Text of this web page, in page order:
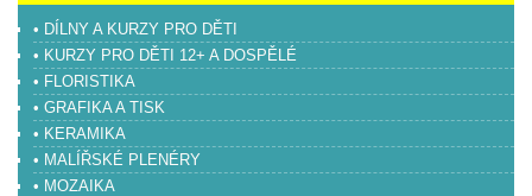
• DÍLNY A KURZY PRO DĚTI
• KURZY PRO DĚTI 12+ A DOSPĚLÉ
• FLORISTIKA
• GRAFIKA A TISK
• KERAMIKA
• MALÍŘSKÉ PLENÉRY
• MOZAIKA